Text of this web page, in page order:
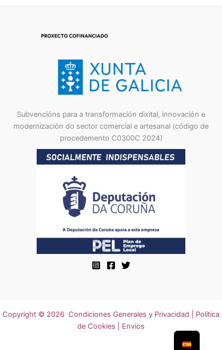
Subvencións para a transformación dixital, innovación e
modernización do sector comercial e artesanal (código de
procedemento C0300C 2024)
Copyright © 2026 Condiciones Generales y Privacidad
Política
de Cookies | Envios